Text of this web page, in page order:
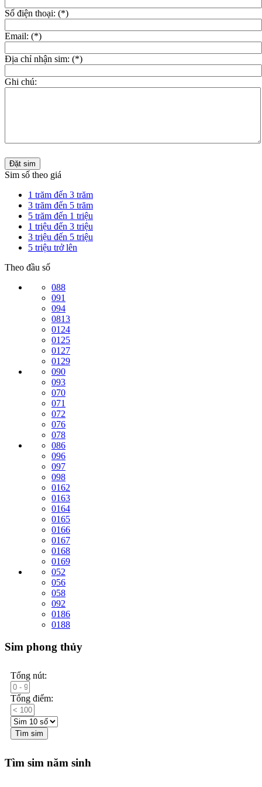
Số điện thoại: (*)
Email: (*)
Địa chỉ nhận sim: (*)
Ghi chú:
Đặt sim
Sim số theo giá
1 trăm đến 3 trăm
3 trăm đến 5 trăm
5 trăm đến 1 triệu
1 triệu đến 3 triệu
3 triệu đến 5 triệu
5 triệu trở lên
Theo đầu số
088
091
094
0813
0124
0125
0127
0129
090
093
070
071
072
076
078
086
096
097
098
0162
0163
0164
0165
0166
0167
0168
0169
052
056
058
092
0186
0188
Sim phong thủy
Tổng nút:
Tổng điểm:
Tìm sim
Tìm sim năm sinh